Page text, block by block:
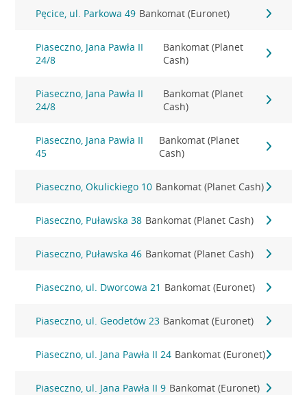
Pęcice, ul. Parkowa 49 Bankomat (Euronet)
Piaseczno, Jana Pawła II
24/8
Bankomat (Planet
Cash)
Piaseczno, Jana Pawła II
24/8
Bankomat (Planet
Cash)
Piaseczno, Jana Pawła II
45
Bankomat (Planet
Cash)
Piaseczno, Okulickiego 10 Bankomat (Planet Cash)
Piaseczno, Puławska 38 Bankomat (Planet Cash)
Piaseczno, Puławska 46 Bankomat (Planet Cash)
Piaseczno, ul. Dworcowa 21 Bankomat (Euronet)
Piaseczno, ul. Geodetów 23 Bankomat (Euronet)
Piaseczno, ul. Jana Pawła II 24 Bankomat (Euronet)
Piaseczno, ul. Jana Pawła II 9 Bankomat (Euronet)